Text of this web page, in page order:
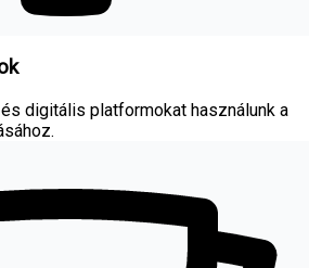
digitális platformokat használunk a